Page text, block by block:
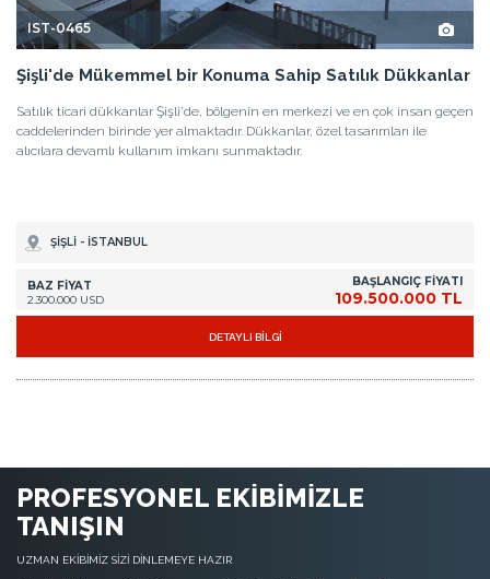
IST-0465
Şişli'de Mükemmel bir Konuma Sahip Satılık Dükkanlar
Satılık ticari dükkanlar Şişli'de, bölgenin en merkezi ve en çok insan geçen
caddelerinden birinde yer almaktadır. Dükkanlar, özel tasarımları ile
alıcılara devamlı kullanım imkanı sunmaktadır.
ŞİŞLİ - İSTANBUL
BAZ FİYAT
2.300.000 USD
BAŞLANGIÇ FİYATI
109.500.000 TL
DETAYLI BİLGİ
PROFESYONEL EKİBİMİZLE
TANIŞIN
UZMAN EKİBİMİZ SİZİ DİNLEMEYE HAZIR